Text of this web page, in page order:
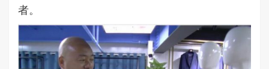
者。